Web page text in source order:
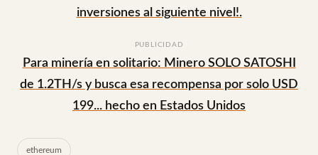
inversiones al siguiente nivel!.
PUBLICIDAD
Para minería en solitario: Minero SOLO SATOSHI
de 1.2TH/s y busca esa recompensa por solo USD
199... hecho en Estados Unidos
ethereum